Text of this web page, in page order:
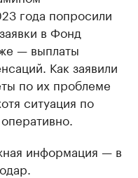
года попросили
в Фонд
— выплаты
Как заявили
по их проблеме
ситуация по
информация — в